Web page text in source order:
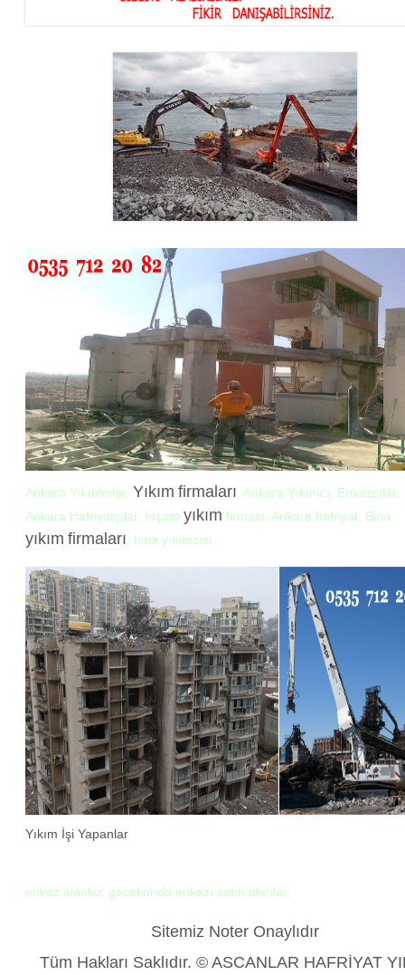
Ankara Yıkımcılar, Yıkım firmaları, Ankara Yıkımcı, Enkazcılar,
Ankara Hafriyatçılar, İnşaat yıkım firması, Ankara hafriyat, Bina
yıkım firmaları, bina yıkımcısı
Yıkım İşi Yapanlar
enkaz alanlar, gecekondu enkazı satın alanlar,
Sitemiz Noter Onaylıdır
Tüm Hakları Saklıdır. © ASCANLAR HAFRİYAT